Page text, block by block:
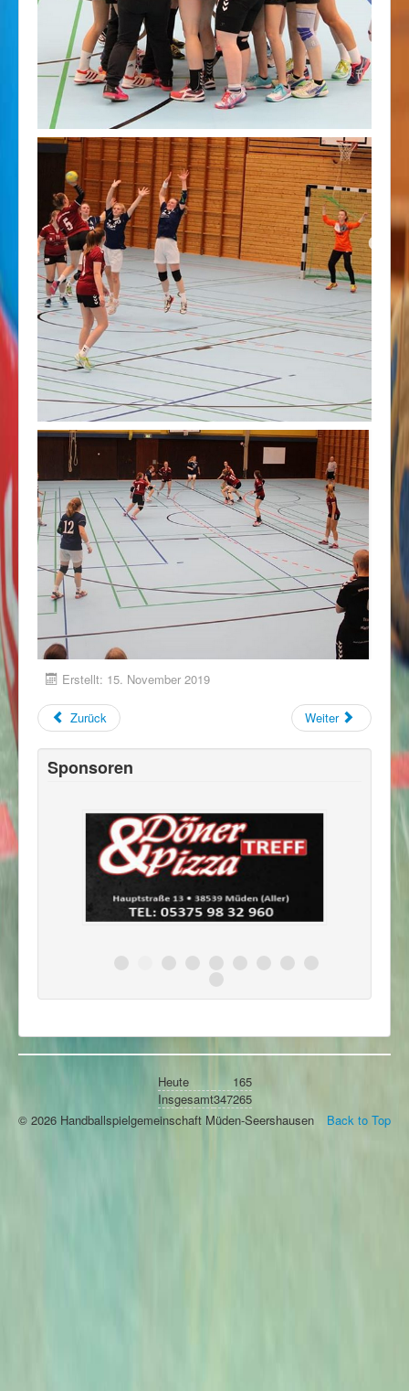
Erstellt: 15. November 2019
Zurück Weiter
Sponsoren
Heute
165
Insgesamt347265
Back to Top
© 2026 Handballspielgemeinschaft Müden-Seershausen